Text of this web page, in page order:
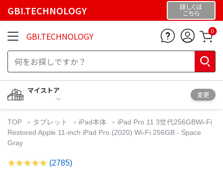
GBI.TECHNOLOGY 詳しくは
こちら
GBI.TECHNOLOGY 0
マイストア
変更
TOP タブレット iPad本体
iPad Pro 11 3世代256GBWi-Fi
Restored Apple 11-inch iPad Pro (2020) Wi-Fi 256GB - Space
Gray
(2785)